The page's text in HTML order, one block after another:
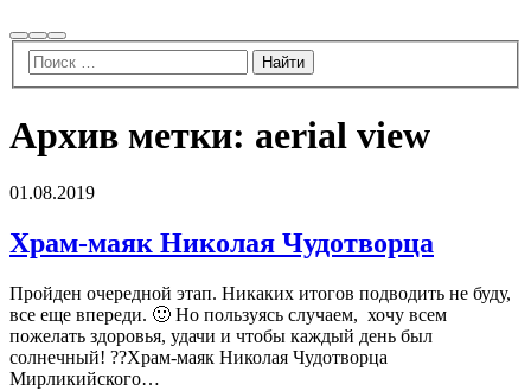
НайтиБольше
информации
Главное
меню
Архив метки: aerial view
01.08.2019
Храм-маяк Николая Чудотворца
Пройден очередной этап. Никаких итогов подводить не буду,
все еще впереди. 🙂 Но пользуясь случаем, хочу всем
пожелать здоровья, удачи и чтобы каждый день был
солнечный! ??Храм-маяк Николая Чудотворца
Мирликийского…